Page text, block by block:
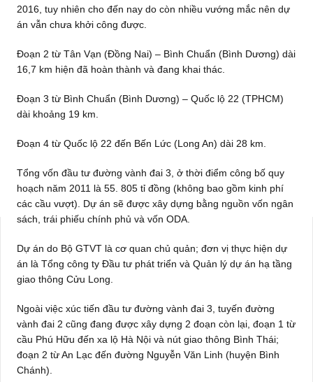
2016, tuy nhiên cho đến nay do còn nhiều vướng mắc nên dự
án vẫn chưa khởi công được.
Đoạn 2 từ Tân Vạn (Đồng Nai) – Bình Chuẩn (Bình Dương) dài
16,7 km hiện đã hoàn thành và đang khai thác.
Đoạn 3 từ Bình Chuẩn (Bình Dương) – Quốc lộ 22 (TPHCM)
dài khoảng 19 km.
Đoạn 4 từ Quốc lộ 22 đến Bến Lức (Long An) dài 28 km.
Tổng vốn đầu tư đường vành đai 3, ở thời điểm công bố quy
hoạch năm 2011 là 55. 805 tỉ đồng (không bao gồm kinh phí
các cầu vượt). Dự án sẽ được xây dựng bằng nguồn vốn ngân
sách, trái phiếu chính phủ và vốn ODA.
Dự án do Bộ GTVT là cơ quan chủ quản; đơn vị thực hiện dự
án là Tổng công ty Đầu tư phát triển và Quản lý dự án hạ tầng
giao thông Cửu Long.
Ngoài việc xúc tiến đầu tư đường vành đai 3, tuyến đường
vành đai 2 cũng đang được xây dựng 2 đoạn còn lại, đoạn 1 từ
cầu Phú Hữu đến xa lộ Hà Nội và nút giao thông Bình Thái;
đoạn 2 từ An Lạc đến đường Nguyễn Văn Linh (huyện Bình
Chánh).